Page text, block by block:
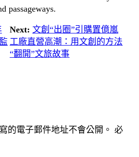
passageways.
Next: 文創“出圈”引購置億嵐
工廠直營高潮：用文創的方法
“翻開”文旅故事
的電子郵件地址不會公開。 必